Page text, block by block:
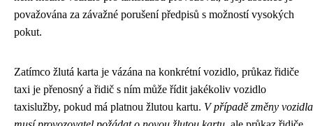
považována za závažné porušení předpisů s možností vysokých
pokut.
Zatímco žlutá karta je vázána na konkrétní vozidlo, průkaz řidiče
taxi je přenosný a řidič s ním může řídit jakékoliv vozidlo
taxislužby, pokud má platnou žlutou kartu. V případě změny vozidla